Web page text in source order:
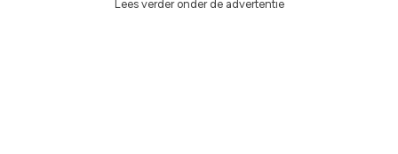
Lees verder onder de advertentie